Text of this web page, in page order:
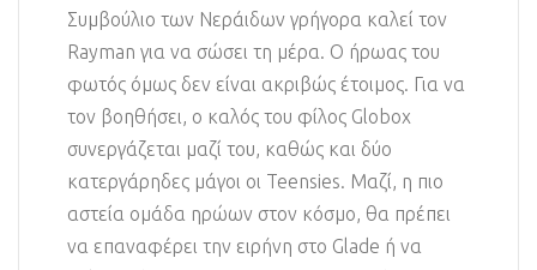
Συμβούλιο των Νεράιδων γρήγορα καλεί τον
Rayman για να σώσει τη μέρα. Ο ήρωας του
φωτός όμως δεν είναι ακριβώς έτοιμος. Για να
τον βοηθήσει, ο καλός του φίλος Globox
συνεργάζεται μαζί του, καθώς και δύο
κατεργάρηδες μάγοι οι Teensies. Μαζί, η πιο
αστεία ομάδα ηρώων στον κόσμο, θα πρέπει
να επαναφέρει την ειρήνη στο Glade ή να